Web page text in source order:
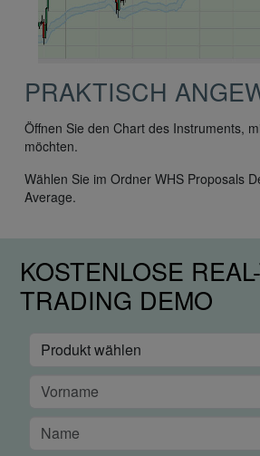
PRAKTISCH
Öffnen Sie den Chart des Instruments,
möchten.
Wählen Sie im Ordner WHS Proposals
Average.
KOSTENLOSE
TRADING DEMO